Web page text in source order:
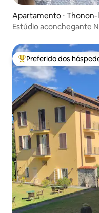
Apartamento ⋅ Thonon-
Estúdio aconchegante
Entre os melhores
Preferido dos